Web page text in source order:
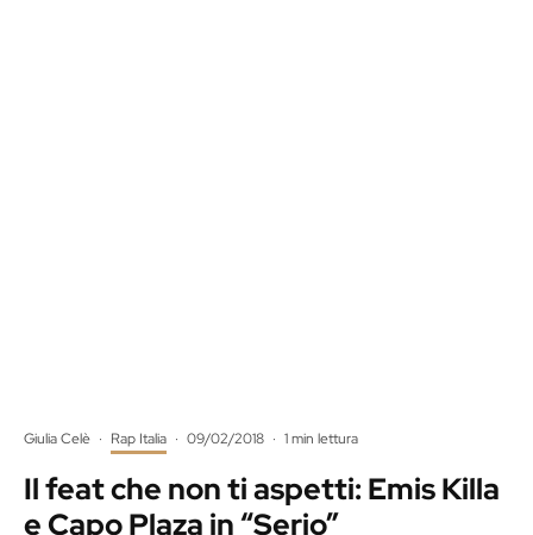
Giulia Celè · Rap Italia · 09/02/2018 · 1 min lettura
Il feat che non ti aspetti: Emis Killa
e Capo Plaza in “Serio”